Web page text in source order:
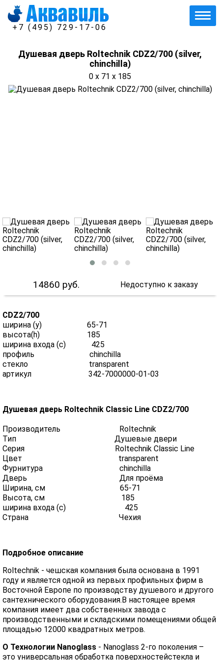
+7 (495) 729-17-06
Душевая дверь Roltechnik CDZ2/700 (silver,
chinchilla)
0 x 71 x 185
14860 руб. Недоступно к заказу
CDZ2/700
ширина (y) 65-71
высота(h) 185
ширина входа (с) 425
профиль chinchilla
стекло transparent
артикул 342-7000000-01-03
Душевая дверь Roltechnik Classic Line CDZ2/700
Производитель Roltechnik
Тип Душевые двери
Серия Roltechnik Classic Line
Цвет transparent
Фурнитура chinchilla
Дверь Для проёма
Ширина, см 65-71
Высота, см 185
ширина входа (с) 425
Страна Чехия
Подробное описание
Roltechnik - чешская компания была основана в 1991
году и является одной из первых профильных фирм в
Восточной Европе по производству душевого и другого
сантехнического оборудования.В настоящее время
компания имеет два собственных завода с
производственными и складскими помещениями общей
площадью 12000 квадратных метров.
О Технологии Nanoglass - Nanoglass 2-го поколения –
это универсальная обработка поверхностейстекла и